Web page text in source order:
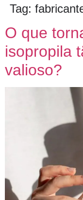
Tag:
O que
isopropila
valioso?